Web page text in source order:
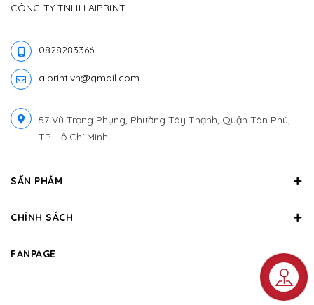
CÔNG TY TNHH AIPRINT
0828283366
aiprint.vn@gmail.com
57 Vũ Trọng Phụng, Phường Tây Thạnh, Quận Tân Phú,
TP Hồ Chí Minh.
SẨN PHẨM
CHÍNH SÁCH
FANPAGE
Liên hệ